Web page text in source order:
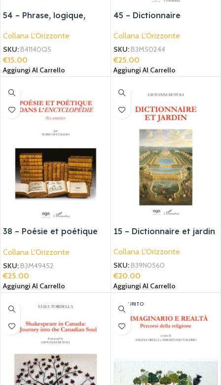
54 – Phrase, logique,
Collana L'Orizzonte
SKU: B41140Q5
€15.00
Aggiungi Al Carrello
45 – Dictionnaire
de lintuition
Collana L'Orizzonte
SKU: B3M50244
€25.00
Aggiungi Al Carrello
38 – Poésie et poétique
Collana L'Orizzonte
SKU: B3M49452
€25.00
Aggiungi Al Carrello
15 – Dictionnaire et jardin
Collana L'Orizzonte
SKU: B39N0560
€20.00
Aggiungi Al Carrello
ESAURITO